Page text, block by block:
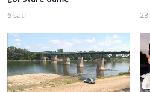
6 sati 23